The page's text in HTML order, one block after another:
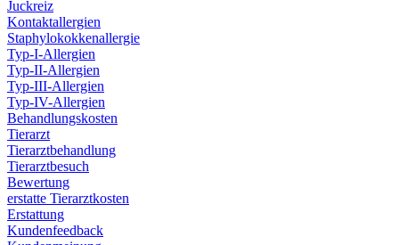
Juckreiz
Kontaktallergien
Staphylokokkenallergie
Typ-I-Allergien
Typ-II-Allergien
Typ-III-Allergien
Typ-IV-Allergien
Behandlungskosten
Tierarzt
Tierarztbehandlung
Tierarztbesuch
Bewertung
erstatte Tierarztkosten
Erstattung
Kundenfeedback